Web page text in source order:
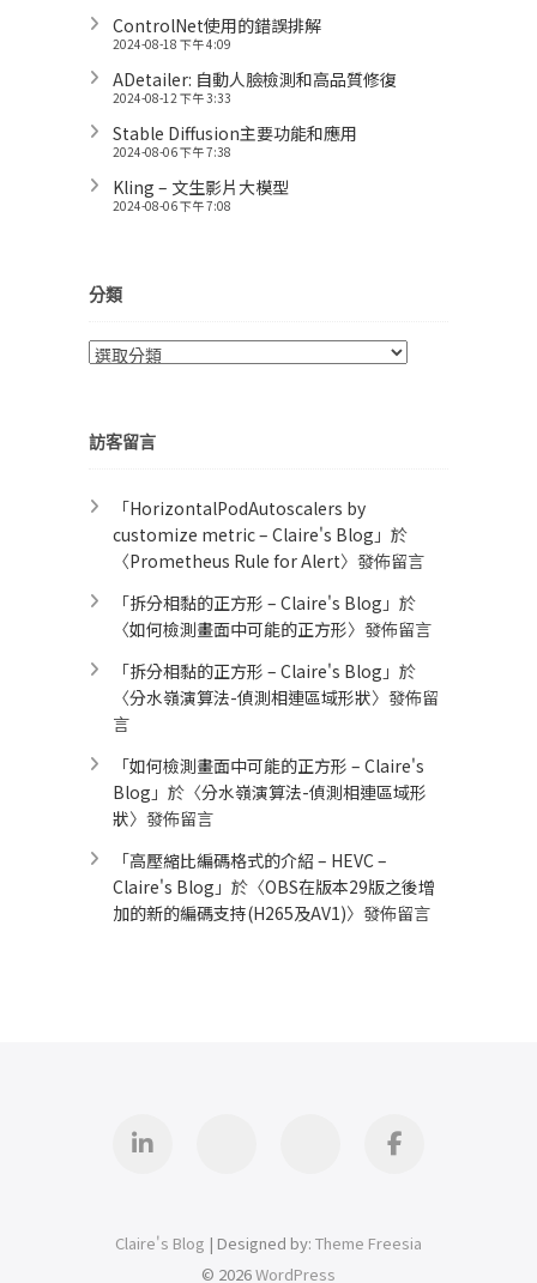
ControlNet使用的錯誤排解
2024-08-18 下午 4:09
ADetailer: 自動人臉檢測和高品質修復
2024-08-12 下午 3:33
Stable Diffusion主要功能和應用
2024-08-06 下午 7:38
Kling – 文生影片大模型
2024-08-06 下午 7:08
分類
分
訪客留言
「HorizontalPodAutoscalers by
customize metric – Claire's Blog 」於
〈Prometheus Rule for Alert​〉發佈留言
「拆分相黏的正方形 – Claire's Blog 」於
〈如何檢測畫面中可能的正方形〉發佈留言
「拆分相黏的正方形 – Claire's Blog 」於
〈分水嶺演算法-偵測相連區域形狀〉發佈留
言
「如何檢測畫面中可能的正方形 – Claire's
Blog 」於〈分水嶺演算法-偵測相連區域形
狀〉發佈留言
「高壓縮比編碼格式的介紹 – HEVC –
Claire's Blog 」於〈OBS在版本29版之後增
加的新的編碼支持(H265及AV1)〉發佈留言
Linkedin iThomeFacebook
Claire's Blog | Designed by: Theme Freesia
© 2026WordPress